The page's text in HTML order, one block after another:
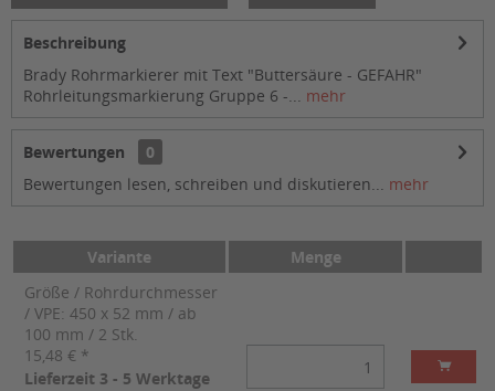
Beschreibung
Brady Rohrmarkierer mit Text "Buttersäure - GEFAHR"
Rohrleitungsmarkierung Gruppe 6 -... mehr
Bewertungen
0
Bewertungen lesen, schreiben und diskutieren... mehr
Variante
Menge
Größe / Rohrdurchmesser
/ VPE: 450 x 52 mm / ab
100 mm / 2 Stk.
15,48 € *
Lieferzeit 3 - 5 Werktage